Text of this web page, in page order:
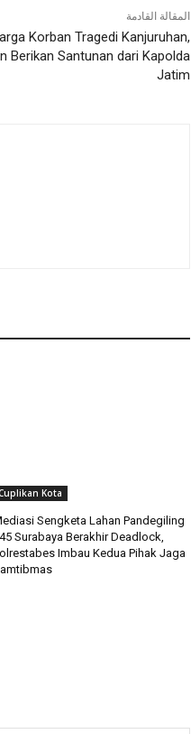
المقالة القادمة
Korban Tragedi Kanjuruhan,
Berikan Santunan dari Kapolda
Jatim
Kota
Sengketa Lahan Pandegiling
Surabaya Berakhir Deadlock,
Imbau Kedua Pihak Jaga